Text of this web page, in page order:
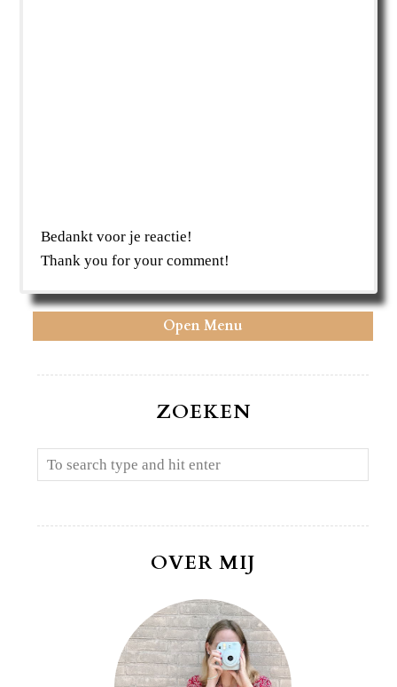
Bedankt voor je reactie!
Thank you for your comment!
Open Menu
ZOEKEN
OVER MIJ